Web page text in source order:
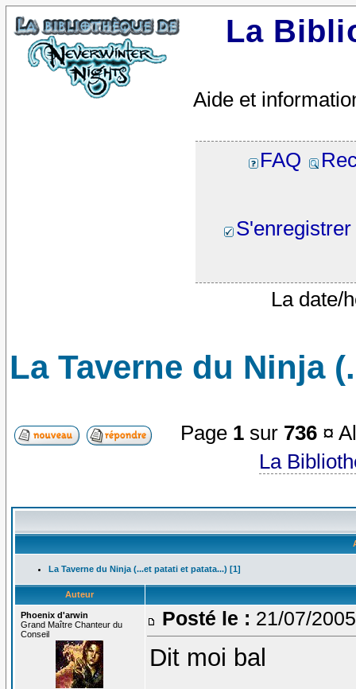
La
Aide et
FAQ
S'enregistrer
La date/
La Taverne du Ninja
Page 1 sur 736 ¤
La
La Taverne du Ninja (...et patati et patata...) [1]
Auteur
Phoenix d'arwin
Grand Maître Chanteur du
Conseil
Posté le : 21/07/
Dit moi bal